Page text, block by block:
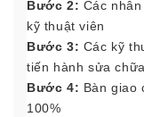
Bước 2: Các
kỹ thuật viên
Bước 3: Các kỹ
tiến hành sửa chữa
Bước 4: Bàn giao
100%